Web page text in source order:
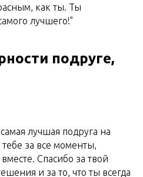
как ты. Ты
лучшего!"
подруге,
лучшая подруга на
тебе за все моменты,
Спасибо за твой
и за то, что ты всегда